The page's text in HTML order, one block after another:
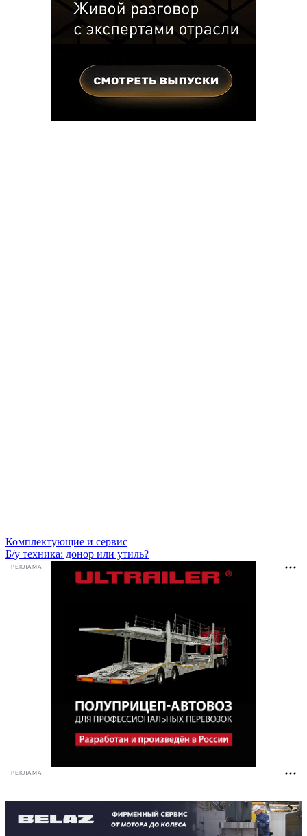
Комплектующие и сервис
Б/у техника: донор или утиль?
РЕКЛАМА
РЕКЛАМА